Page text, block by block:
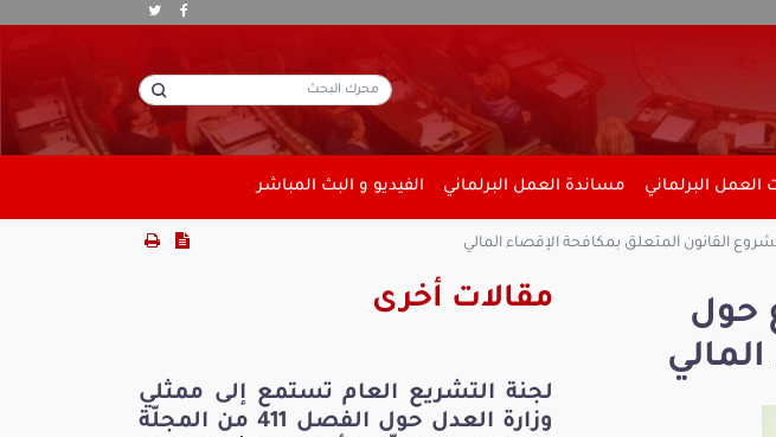
العمل البرلماني مساندة العمل البرلماني الفيديو و البث المباشر
القانون المتعلق بمكافحة الإقصاء المالي
حول
مقالات أخرى
لجنة التشريع العام تستمع إلى ممثلي
وزارة العدل حول الفصل 411 من المجلّة